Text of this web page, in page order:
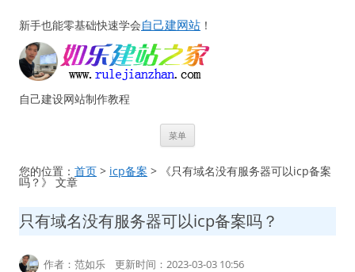
新手也能零基础快速学会自己建网站 ！
自己建设网站制作教程
菜单
文
您的位置： 首页 > icp备案 > 《只有域名没有服务器可以icp备案
吗？》 文章
只有域名没有服务器可以icp备案吗？
作者：范如乐 更新时间：2023-03-03 10:56